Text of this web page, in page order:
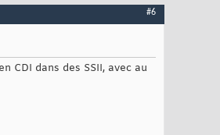
#6
CDI dans des SSII, avec au